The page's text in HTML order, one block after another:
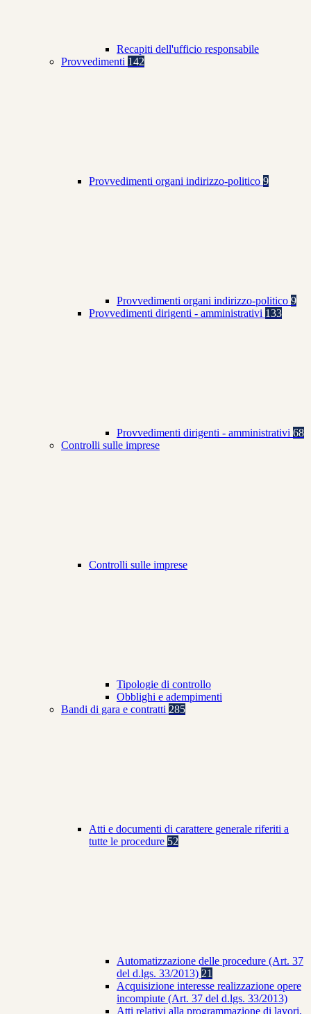
Recapiti dell'ufficio responsabile
Provvedimenti 142
Provvedimenti organi indirizzo-politico 9
Provvedimenti organi indirizzo-politico 9
Provvedimenti dirigenti - amministrativi 133
Provvedimenti dirigenti - amministrativi 68
Controlli sulle imprese
Controlli sulle imprese
Tipologie di controllo
Obblighi e adempimenti
Bandi di gara e contratti 285
Atti e documenti di carattere generale riferiti a
tutte le procedure 52
Automatizzazione delle procedure (Art. 37
del d.lgs. 33/2013) 21
Acquisizione interesse realizzazione opere
incompiute (Art. 37 del d.lgs. 33/2013)
Atti relativi alla programmazione di lavori,